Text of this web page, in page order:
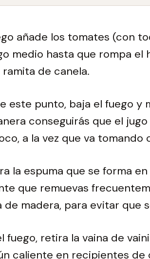
añade los tomates (con
medio hasta que rompa el
ramita de canela.
este punto, baja el fuego y
conseguirás que el jugo
a la vez que va tomando
la espuma que se forma
que remuevas
de madera, para evitar que
fuego, retira la vaina de
caliente en recipientes de